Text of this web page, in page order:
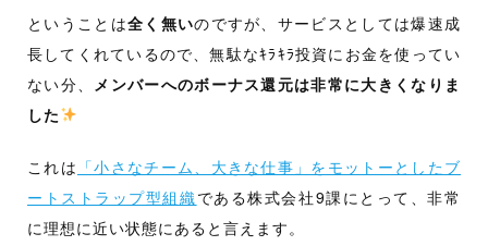
ということは全く無いのですが、サービスとしては爆速成
長してくれているので、無駄なｷﾗｷﾗ投資にお金を使ってい
ない分、
メンバーへのボーナス還元は非常に大きくなりま
した
これは 「小さなチーム、大きな仕事」をモットーとしたブ
ートストラップ型組織である株式会社9課にとって、非常
に理想に近い状態にあると言えます。